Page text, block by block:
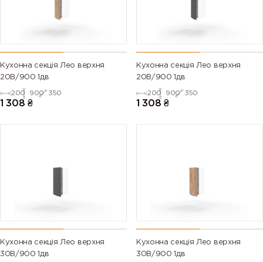
Кухонна секція Лео верхня
20В/900 1дв
200 900 350
1 308 ₴
Кухонна секція Лео верхня
20В/900 1дв
200 900 350
1 308 ₴
Кухонна секція Лео верхня
30В/900 1дв
Кухонна секція Лео верхня
30В/900 1дв